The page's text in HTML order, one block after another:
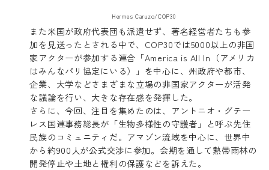
Hermes Caruzo/COP30
また米国が政府代表団も派遣せず、著名経営者たちも参
加を見送ったとされる中で、COP30では5000以上の非国
家アクターが参加する連合「America is All In（アメリカ
はみんなパリ協定にいる）」を中心に、州政府や都市、
企業、大学などさまざまな立場の非国家アクターが活発
な議論を行い、大きな存在感を発揮した。
さらに、今回、注目を集めたのは、アントニオ・グテー
レス国連事務総長が「生物多様性の守護者」と呼ぶ先住
民族のコミュニティだ。アマゾン流域を中心に、世界中
から約900人が公式交渉に参加。会期を通して熱帯雨林の
開発停止や土地と権利の保護などを訴えた。